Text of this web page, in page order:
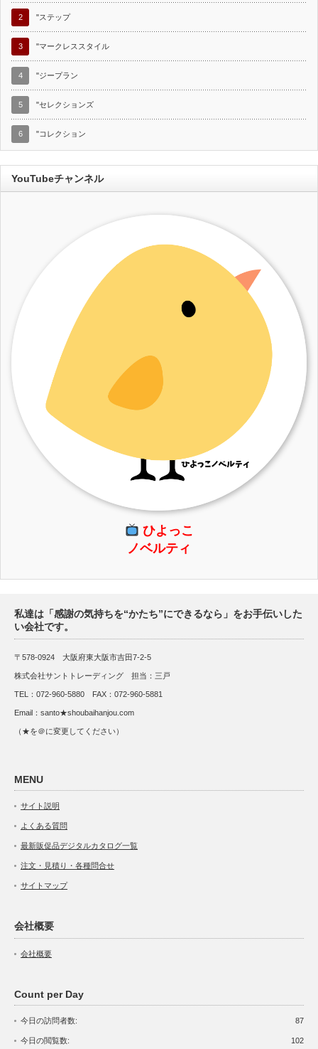
2 "ステップ
3 "マークレススタイル
4 "ジープラン
5 "セレクションズ
6 "コレクション
YouTubeチャンネル
ひよっこ
ノベルティ
私達は「感謝の気持ちを“かたち”にできるなら」をお手伝いした
い会社です。
〒578-0924 大阪府東大阪市吉田7-2-5
株式会社サントトレーディング 担当：三戸
TEL：072-960-5880 FAX：072-960-5881
Email：santo★shoubaihanjou.com
（★を＠に変更してください）
MENU
サイト説明
よくある質問
最新販促品デジタルカタログ一覧
注文・見積り・各種問合せ
サイトマップ
会社概要
会社概要
Count per Day
87
今日の訪問者数:
102
今日の閲覧数: